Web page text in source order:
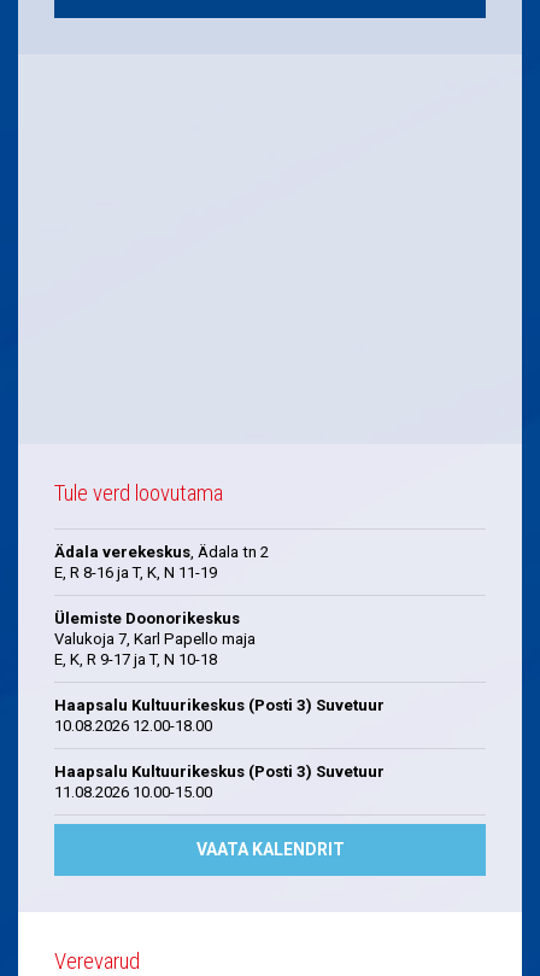
Tule verd loovutama
Ädala verekeskus, Ädala tn 2
E, R 8-16 ja T, K, N 11-19
Ülemiste Doonorikeskus
Valukoja 7, Karl Papello maja
E, K, R 9-17 ja T, N 10-18
Haapsalu Kultuurikeskus (Posti 3) Suvetuur
10.08.2026 12.00-18.00
Haapsalu Kultuurikeskus (Posti 3) Suvetuur
11.08.2026 10.00-15.00
VAATA KALENDRIT
Verevarud